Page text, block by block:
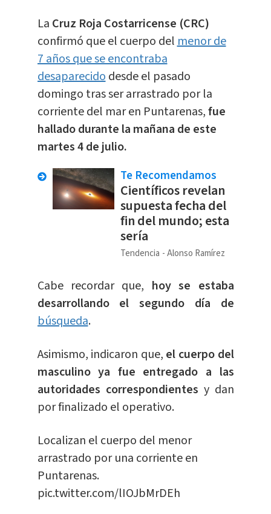
La Cruz Roja Costarricense (CRC)
confirmó que el cuerpo delmenor de
7 años que se encontraba
desaparecidodesde el pasado
domingo tras ser arrastrado por la
corriente del mar en Puntarenas,fue
hallado durante la mañana de este
martes 4 de julio.
Te Recomendamos
Científicos revelan
supuesta fecha del
fin del mundo; esta
sería
Tendencia Alonso Ramírez
Cabe recordar que, hoy se estaba
desarrollando el segundo día de
búsqueda.
Asimismo, indicaron que, el cuerpo del
masculino ya fue entregado a las
autoridades correspondientes y dan
por finalizado el operativo.
Localizan el cuerpo del menor
arrastrado por una corriente en
Puntarenas.
pic.twitter.com/lIOJbMrDEh